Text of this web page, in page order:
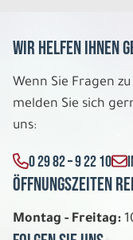
Wir helfen Ihnen
Wenn Sie Fragen
melden Sie sich
uns:
0 29 82 – 9 22 10
Öffnungszeiten
Montag - Freitag: